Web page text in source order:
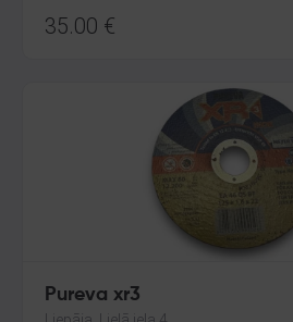
35.00 €
Pureva xr3